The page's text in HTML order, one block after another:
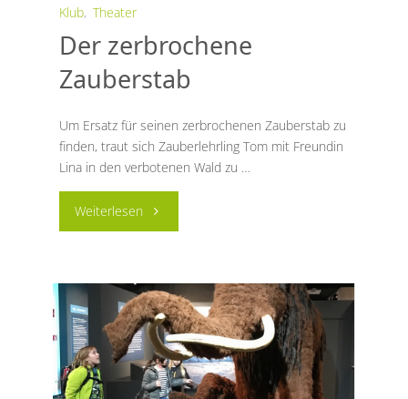
Klub, Theater
Der zerbrochene
Zauberstab
Um Ersatz für seinen zerbrochenen Zauberstab zu
finden, traut sich Zauberlehrling Tom mit Freundin
Lina in den verbotenen Wald zu …
Weiterlesen"Der
Zauberstab"